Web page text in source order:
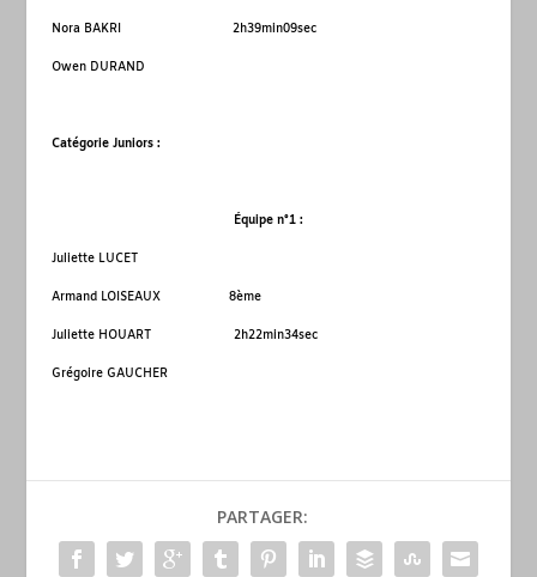
Nora BAKRI 2h39min09sec
Owen DURAND
Catégorie Juniors :
Équipe n°1 :
Juliette LUCET
Armand LOISEAUX 8ème
Juliette HOUART 2h22min34sec
Grégoire GAUCHER
PARTAGER: